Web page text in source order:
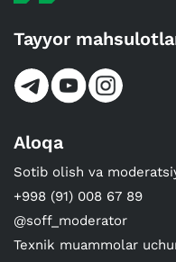
Tayyor
Aloqa
Sotib olish va
+998 (91) 008 67 89
@soff_moderator
Texnik muammolar